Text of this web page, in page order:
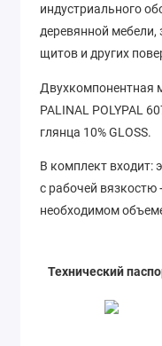
индустриального
деревянной
щитов и других
Двухкомпонентная
PALINAL POLYPAL
глянца 10% GLOSS.
В комплект входит:
с рабочей вязкостю
необходимом
Технический